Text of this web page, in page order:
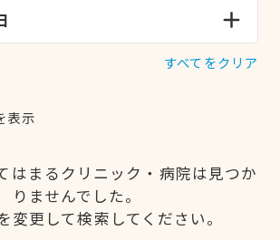
すべてをクリア
表示
はまるクリニック・病院は見つか
りませんでした。
変更して検索してください。